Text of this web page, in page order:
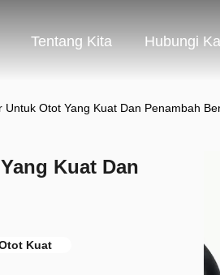
Tentang Kita Hubungi
Untuk Otot Yang Kuat Dan Penambah
Kuat Dan
Kuat